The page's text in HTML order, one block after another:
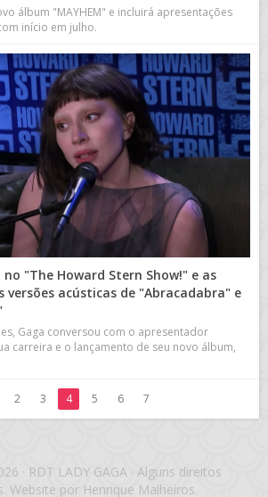
álbum "MAYHEM" e incluirá apresentações
início em julho.
"The Howard Stern Show!" e as
versões acústicas de "Abracadabra" e
Gaga conversou com o apresentador
carreira e o lançamento de seu novo álbum,
2 3 4 5 6 7
· RDT LADY GAGA · Alguns direitos
Website por Henrique Malheiros.